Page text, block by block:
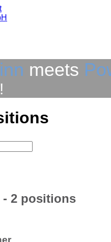
meets
- 2 positions